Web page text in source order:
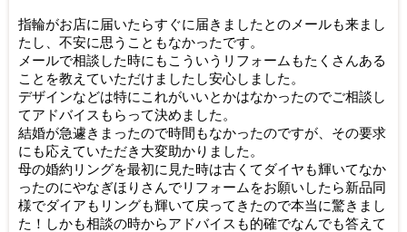
指輪がお店に届いたらすぐに届きましたとのメールも来まし
たし、不安に思うこともなかったです。
メールで相談した時にもこういうリフォームもたくさんある
ことを教えていただけましたし安心しました。
デザインなどは特にこれがいいとかはなかったのでご相談し
てアドバイスもらって決めました。
結婚が急遽きまったので時間もなかったのですが、その要求
にも応えていただき大変助かりました。
母の婚約リングを最初に見た時は古くてダイヤも輝いてなか
ったのにやなぎほりさんでリフォームをお願いしたら新品同
様でダイアもリングも輝いて戻ってきたので本当に驚きまし
た！しかも相談の時からアドバイスも的確でなんでも答えて